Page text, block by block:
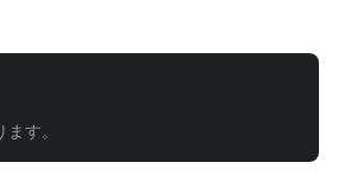
す。